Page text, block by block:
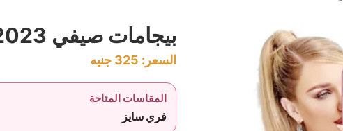
بيجامات صيفي 2023 كود 4807
السعر: 325 جنيه
المقاسات المتاحة
فري سايز